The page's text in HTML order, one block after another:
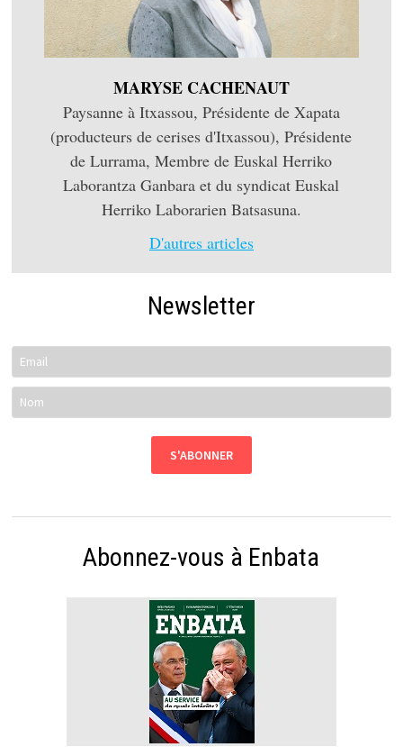
MARYSE CACHENAUT
Paysanne à Itxassou, Présidente de Xapata
(producteurs de cerises d'Itxassou), Présidente
de Lurrama, Membre de Euskal Herriko
Laborantza Ganbara et du syndicat Euskal
Herriko Laborarien Batsasuna.
D'autres articles
Newsletter
Abonnez-vous à Enbata